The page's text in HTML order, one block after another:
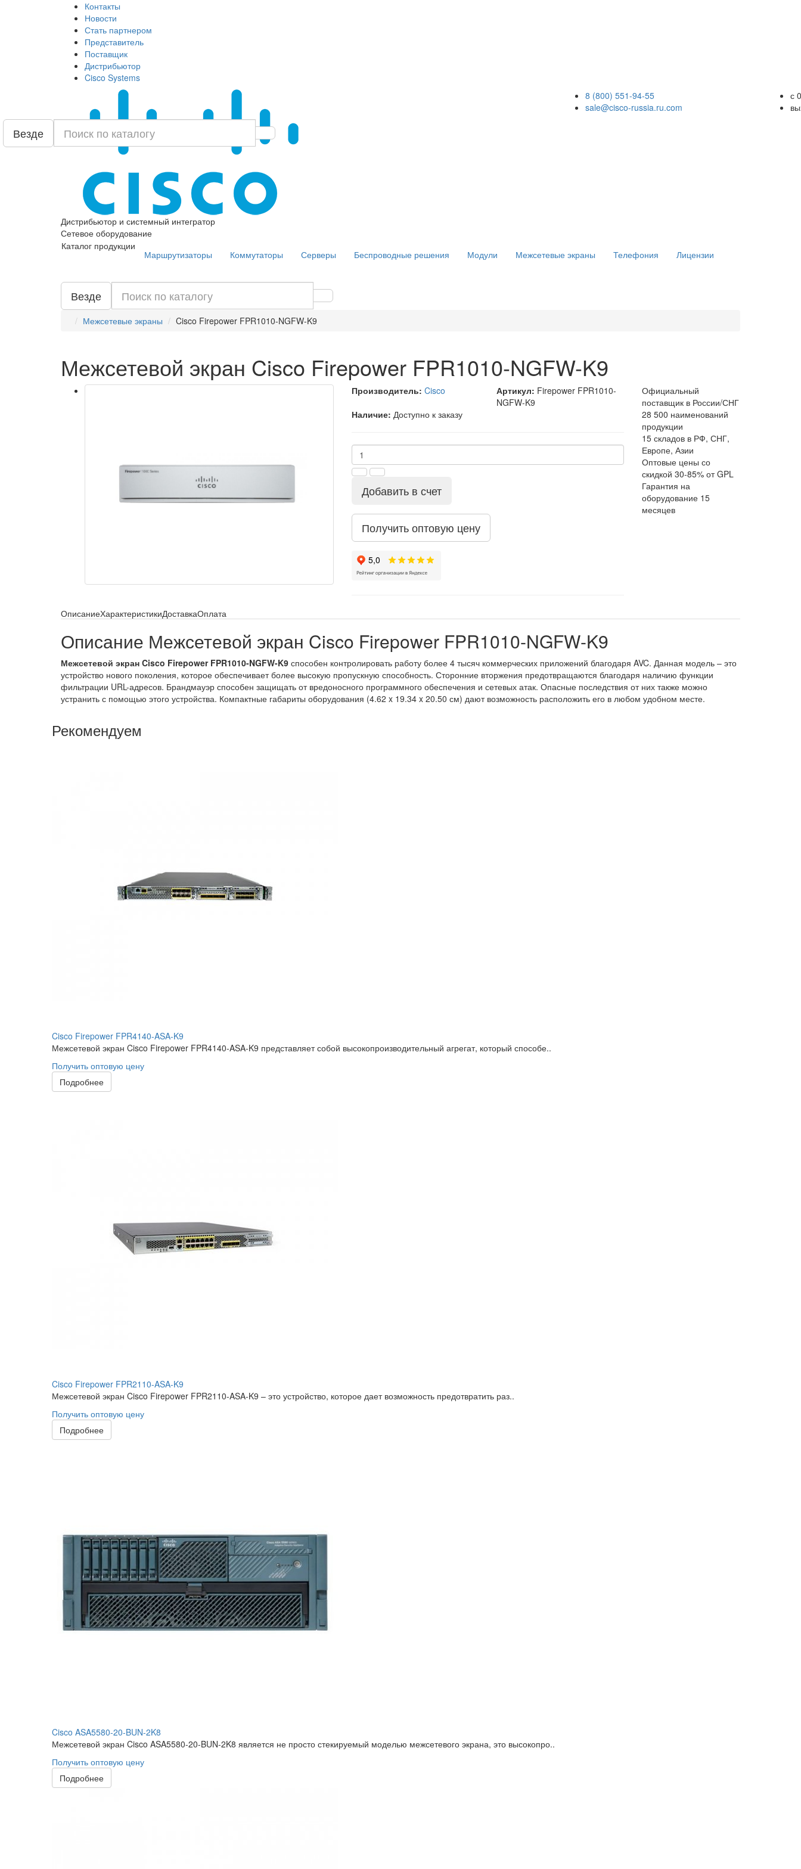
Контакты
Новости
Стать партнером
Представитель
Поставщик
Дистрибьютор
Cisco Systems
Дистрибьютор и системный интегратор
Сетевое оборудование
8 (800) 551-94-55
sale@cisco-russia.ru.com
с
Везде
Каталог продукции
Маршрутизаторы Коммутаторы Серверы Беспроводные решения Модули Межсетевые экраны Телефония Лицензии
Везде
Межсетевые экраны Cisco Firepower FPR1010-NGFW-K9
Межсетевой экран Cisco Firepower FPR1010-NGFW-K9
Производитель: Cisco Артикул: Firepower FPR1010-
NGFW-K9
Наличие: Доступно к заказу
Добавить в счет
Получить оптовую цену
Официальный
поставщик в России/СНГ
28 500 наименований
продукции
15 складов в РФ, СНГ,
Европе, Азии
Оптовые цены со
скидкой 30-85% от GPL
Гарантия на
оборудование 15
месяцев
ОписаниеХарактеристикиДоставкаОплата
Описание Межсетевой экран Cisco Firepower FPR1010-NGFW-K9
Межсетевой экран Cisco Firepower FPR1010-NGFW-K9 способен контролировать работу более 4 тысяч коммерческих приложений благодаря AVC. Данная модель – это
устройство нового поколения, которое обеспечивает более высокую пропускную способность. Сторонние вторжения предотвращаются благодаря наличию функции
фильтрации URL-адресов. Брандмауэр способен защищать от вредоносного программного обеспечения и сетевых атак. Опасные последствия от них также можно
устранить с помощью этого устройства. Компактные габариты оборудования (4.62 x 19.34 x 20.50 см) дают возможность расположить его в любом удобном месте.
Рекомендуем
Cisco Firepower FPR4140-ASA-K9
Межсетевой экран Cisco Firepower FPR4140-ASA-K9 представляет собой высокопроизводительный агрегат, который способе..
Получить оптовую цену
Подробнее
Cisco Firepower FPR2110-ASA-K9
Межсетевой экран Cisco Firepower FPR2110-ASA-K9 – это устройство, которое дает возможность предотвратить раз..
Получить оптовую цену
Подробнее
Cisco ASA5580-20-BUN-2K8
Межсетевой экран Cisco ASA5580-20-BUN-2K8 является не просто стекируемый моделью межсетевого экрана, это высокопро..
Получить оптовую цену
Подробнее